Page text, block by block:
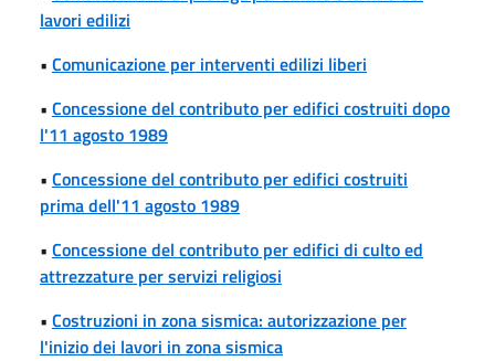
lavori edilizi
• Comunicazione per interventi edilizi liberi
• Concessione del contributo per edifici costruiti dopo
l'11 agosto 1989
• Concessione del contributo per edifici costruiti
prima dell'11 agosto 1989
• Concessione del contributo per edifici di culto ed
attrezzature per servizi religiosi
• Costruzioni in zona sismica: autorizzazione per
l'inizio dei lavori in zona sismica